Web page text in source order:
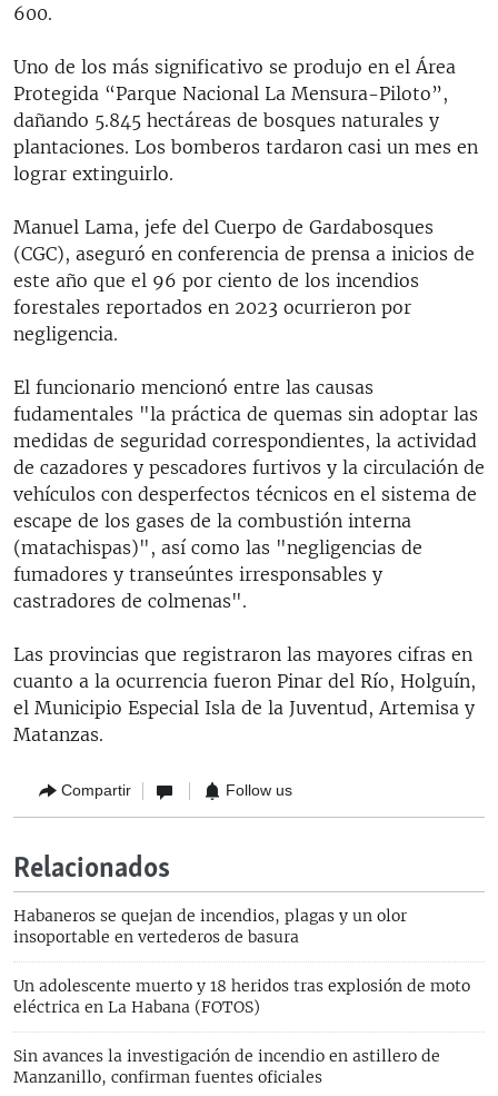
600.
Uno de los más significativo se produjo en el Área
Protegida “Parque Nacional La Mensura-Piloto”,
dañando 5.845 hectáreas de bosques naturales y
plantaciones. Los bomberos tardaron casi un mes en
lograr extinguirlo.
Manuel Lama, jefe del Cuerpo de Gardabosques
(CGC), aseguró en conferencia de prensa a inicios de
este año que el 96 por ciento de los incendios
forestales reportados en 2023 ocurrieron por
negligencia.
El funcionario mencionó entre las causas
fudamentales "la práctica de quemas sin adoptar las
medidas de seguridad correspondientes, la actividad
de cazadores y pescadores furtivos y la circulación de
vehículos con desperfectos técnicos en el sistema de
escape de los gases de la combustión interna
(matachispas)", así como las "negligencias de
fumadores y transeúntes irresponsables y
castradores de colmenas".
Las provincias que registraron las mayores cifras en
cuanto a la ocurrencia fueron Pinar del Río, Holguín,
el Municipio Especial Isla de la Juventud, Artemisa y
Matanzas.
Compartir Follow us
Relacionados
Habaneros se quejan de incendios, plagas y un olor
insoportable en vertederos de basura
Un adolescente muerto y 18 heridos tras explosión de moto
eléctrica en La Habana (FOTOS)
Sin avances la investigación de incendio en astillero de
Manzanillo, confirman fuentes oficiales